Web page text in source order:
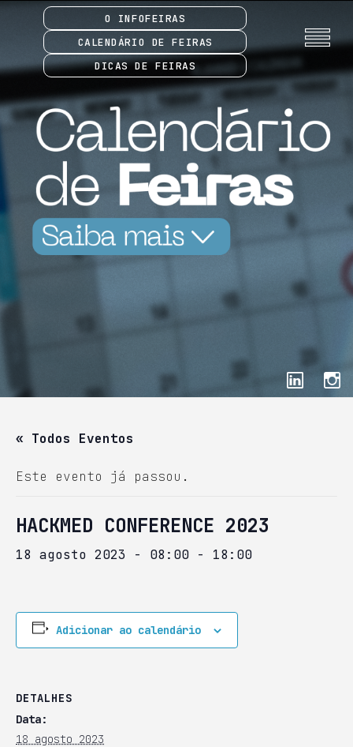
O INFOFEIRAS
CALENDÁRIO DE FEIRAS
DICAS DE FEIRAS
« Todos Eventos
Este evento já passou.
HACKMED CONFERENCE 2023
18 agosto 2023 - 08:00 - 18:00
Adicionar ao calendário
DETALHES
Data:
18 agosto 2023